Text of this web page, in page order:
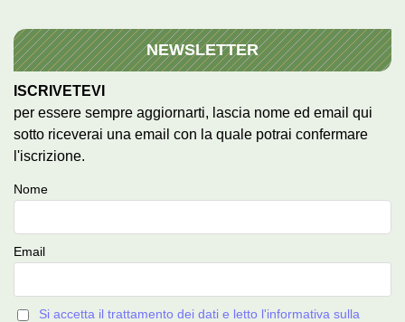
NEWSLETTER
ISCRIVETEVI
per essere sempre aggiornarti, lascia nome ed email qui
sotto riceverai una email con la quale potrai confermare
l'iscrizione.
Nome
Email
Si accetta il trattamento dei dati e letto l'informativa sulla